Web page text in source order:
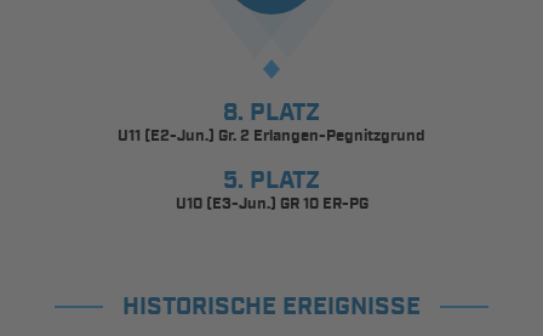
8. PLATZ
U11 (E2-Jun.) Gr. 2 Erlangen-Pegnitzgrund
5. PLATZ
U10 (E3-Jun.) GR 10 ER-PG
HISTORISCHE EREIGNISSE